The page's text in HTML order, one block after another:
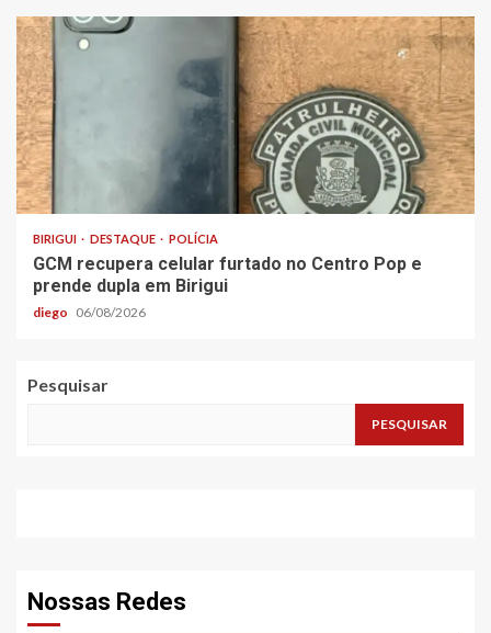
BIRIGUI DESTAQUE POLÍCIA
GCM recupera celular furtado no Centro Pop e
prende dupla em Birigui
diego 06/08/2026
Pesquisar
PESQUISAR
Nossas Redes